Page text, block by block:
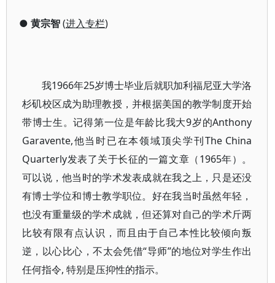
● 黄宗智(进入专栏)
我1966年25岁博士毕业后就职加利福尼亚大学洛
杉矶校区成为助理教授，并根据美国的教学制度开始
带博士生。记得第一位是年龄比我大9岁的Anthony
Garavente,他当时已在本领域顶尖学刊The China
Quarterly发表了关于长征的一篇文章（1965年）。
可以说，他当时的学术发表成就在我之上，只是还没
有博士学位和博士教学职位。好在我当时虽然年轻，
也没有重量级的学术成就，但还算对自己的学术斤两
比较有限有点认识，而且由于自己本性比较倾向叛
逆，以心比心，不太会凭借“导师”的地位对学生作出
任何指令, 特别是压抑性的指示。